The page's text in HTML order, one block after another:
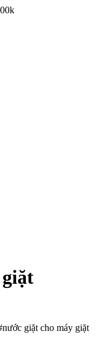
nước giặt cho máy giặt